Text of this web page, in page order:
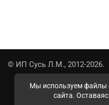
Мы используем файлы
сайта.
© ИП Сусь Л.М., 2012-2026.